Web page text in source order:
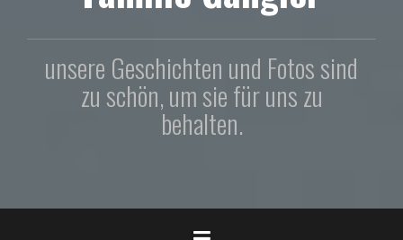
unsere Geschichten und Fotos sind
zu schön, um sie für uns zu
behalten.